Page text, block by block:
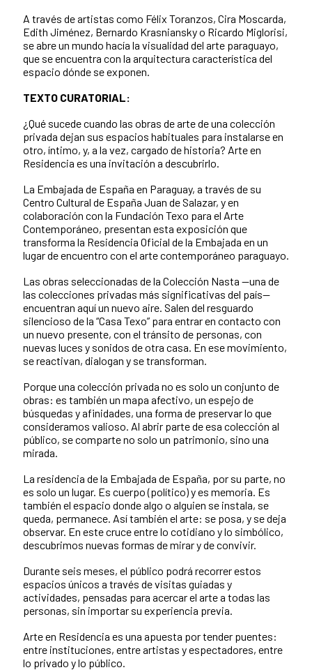
A través de artistas como Félix Toranzos, Cira Moscarda,
Edith Jiménez, Bernardo Krasniansky o Ricardo Miglorisi,
se abre un mundo hacía la visualidad del arte paraguayo,
que se encuentra con la arquitectura característica del
espacio dónde se exponen.
TEXTO CURATORIAL:
¿Qué sucede cuando las obras de arte de una colección
privada dejan sus espacios habituales para instalarse en
otro, íntimo, y, a la vez, cargado de historia? Arte en
Residencia es una invitación a descubrirlo.
La Embajada de España en Paraguay, a través de su
Centro Cultural de España Juan de Salazar, y en
colaboración con la Fundación Texo para el Arte
Contemporáneo, presentan esta exposición que
transforma la Residencia Oficial de la Embajada en un
lugar de encuentro con el arte contemporáneo paraguayo.
Las obras seleccionadas de la Colección Nasta —una de
las colecciones privadas más significativas del país—
encuentran aquí un nuevo aire. Salen del resguardo
silencioso de la “Casa Texo” para entrar en contacto con
un nuevo presente, con el tránsito de personas, con
nuevas luces y sonidos de otra casa. En ese movimiento,
se reactivan, dialogan y se transforman.
Porque una colección privada no es solo un conjunto de
obras: es también un mapa afectivo, un espejo de
búsquedas y afinidades, una forma de preservar lo que
consideramos valioso. Al abrir parte de esa colección al
público, se comparte no solo un patrimonio, sino una
mirada.
La residencia de la Embajada de España, por su parte, no
es solo un lugar. Es cuerpo (político) y es memoria. Es
también el espacio donde algo o alguien se instala, se
queda, permanece. Así también el arte: se posa, y se deja
observar. En este cruce entre lo cotidiano y lo simbólico,
descubrimos nuevas formas de mirar y de convivir.
Durante seis meses, el público podrá recorrer estos
espacios únicos a través de visitas guiadas y
actividades, pensadas para acercar el arte a todas las
personas, sin importar su experiencia previa.
Arte en Residencia es una apuesta por tender puentes:
entre instituciones, entre artistas y espectadores, entre
lo privado y lo público.